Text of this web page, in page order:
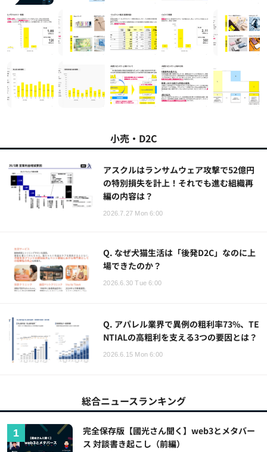
小売・D2C
アスクルはランサムウェア攻撃で52億円
の特別損失を計上！それでも進む組織再
編の内容は？
2026.7.27 Mon 6:00
Q. なぜ犬猫生活は「後発D2C」なのに上
場できたのか？
2026.6.30 Tue 6:00
Q. アパレル業界で異例の粗利率73%、TE
NTIALの高粗利を支える3つの要因とは？
2026.6.15 Mon 6:00
総合ニュースランキング
完全保存版【國光さん聞く】web3とメタバー
ス 対談書き起こし（前編）